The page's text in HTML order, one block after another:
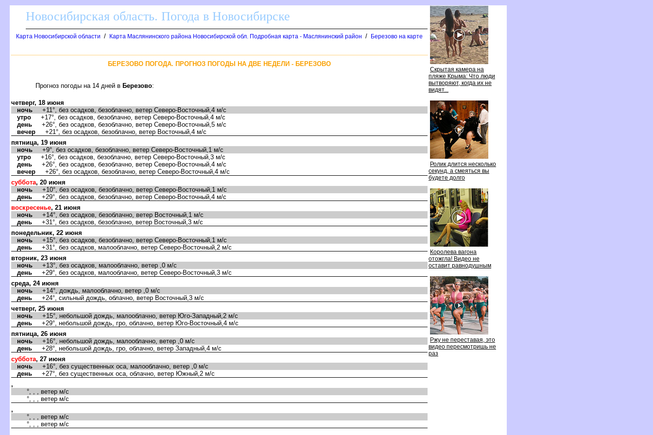
Скрытая камера на
пляже Крыма: Что люди
ытворяют, когда их не
идят...
Ролик длится несколько
секунд, а смеяться вы
удете долго
Королева вагона
отожгла! Видео не
оставит равнодушным
Ржу не переставая, это
идео пересмотришь не
раз
Новосибирская область. Погода в Новосибирске
Карта Новосибирской области / Карта Маслянинского района Новосибирской обл. Подробная карта - Маслянинский район / Березово на карте
БЕРЕЗОВО ПОГОДА. ПРОГНОЗ ПОГОДЫ НА ДВЕ НЕДЕЛИ - БЕРЕЗОВО
Прогноз погоды на 14 дней Березово:
четверг, 18 июня
ночь +11°, без осадков, безоблачно, ветер Северо-Восточный,4 м/с
утро +17°, без осадков, безоблачно, ветер Северо-Восточный,4 м/с
день +26°, без осадков, безоблачно, ветер Северо-Восточный,5 м/с
ечер +21°, без осадков, безоблачно, ветер Восточный,4 м/с
пятница, 19 июня
ночь +9°, без осадков, безоблачно, ветер Северо-Восточный,1 м/с
утро +16°, без осадков, безоблачно, ветер Северо-Восточный,3 м/с
день +26°, без осадков, безоблачно, ветер Северо-Восточный,4 м/с
ечер +26°, без осадков, безоблачно, ветер Северо-Восточный,4 м/с
суббота, 20 июня
ночь +10°, без осадков, безоблачно, ветер Северо-Восточный,1 м/с
день +29°, без осадков, безоблачно, ветер Северо-Восточный,4 м/с
оскресенье, 21 июня
ночь +14°, без осадков, безоблачно, ветер Восточный,1 м/с
день +31°, без осадков, безоблачно, ветер Восточный,3 м/с
понедельник, 22 июня
ночь +15°, без осадков, безоблачно, ветер Северо-Восточный,1 м/с
день +31°, без осадков, малооблачно, ветер Северо-Восточный,2 м/с
торник, 23 июня
ночь +13°, без осадков, малооблачно, ветер ,0 м/с
день +29°, без осадков, малооблачно, ветер Северо-Восточный,3 м/с
среда, 24 июня
ночь +14°, дождь, малооблачно, ветер ,0 м/с
день +24°, сильный дождь, облачно, ветер Восточный,3 м/с
четверг, 25 июня
ночь +15°, небольшой дождь, малооблачно, ветер Юго-Западный,2 м/с
день +29°, небольшой дождь, гро, облачно, ветер Юго-Восточный,4 м/с
пятница, 26 июня
ночь +16°, небольшой дождь, малооблачно, ветер ,0 м/с
день +28°, небольшой дождь, гро, облачно, ветер Западный,4 м/с
суббота, 27 июня
ночь +16°, без существенных оса, малооблачно, ветер ,0 м/с
день +27°, без существенных оса, облачно, ветер Южный,2 м/с
,
°, , , ветер м/с
°, , , ветер м/с
,
°, , , ветер м/с
°, , , ветер м/с